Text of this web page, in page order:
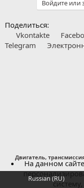
т
и
Войдите или
Поделиться:
Vkontakte
Telegram
Двигатель,
Russian (RU)
На данном